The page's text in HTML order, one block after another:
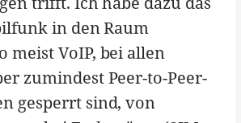
in den Raum
meist VoIP, bei allen
zumindest Peer-to-Peer-
gesperrt sind, von